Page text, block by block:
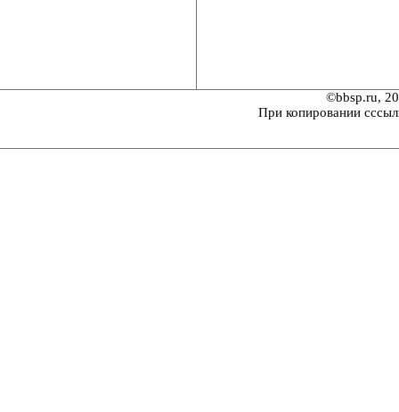
©bbsp.ru,
При копировании